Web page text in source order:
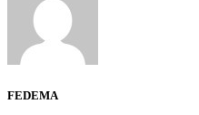
FEDEMA